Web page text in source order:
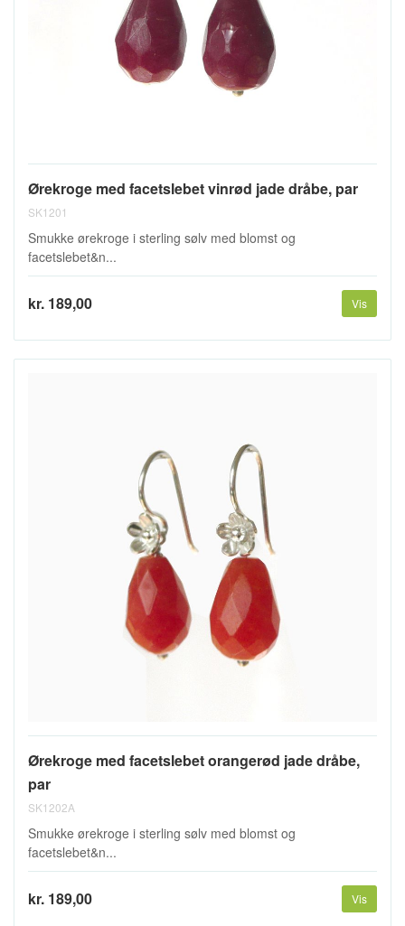
Ørekroge med facetslebet vinrød jade dråbe, par
SK1201
Smukke ørekroge i sterling sølv med blomst og
facetslebet&n...
kr. 189,00 Vis
Ørekroge med facetslebet orangerød jade dråbe,
par
SK1202A
Smukke ørekroge i sterling sølv med blomst og
facetslebet&n...
kr. 189,00 Vis